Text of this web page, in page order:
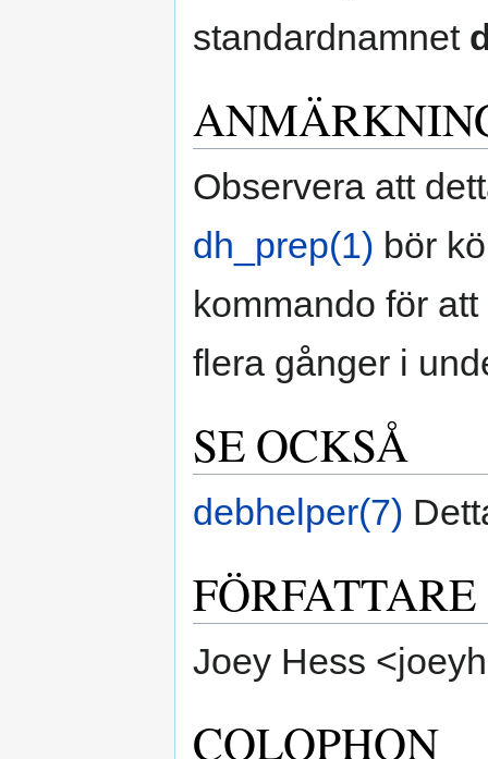
standardnamnet
Observera att
dh_prep(1) bör
kommando för
flera gånger i
SE OCKSÅ
debhelper(7)
FÖRFATTARE
Joey Hess
COLOPHON